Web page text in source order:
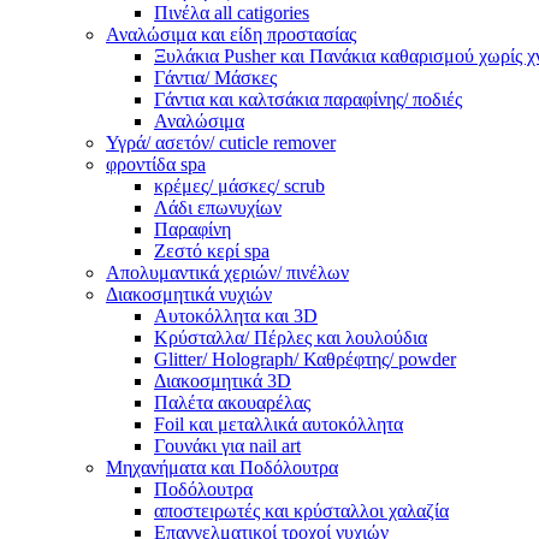
Πινέλα all catigories
Αναλώσιμα και είδη προστασίας
Ξυλάκια Pusher και Πανάκια καθαρισμού χωρίς
Γάντια/ Μάσκες
Γάντια και καλτσάκια παραφίνης/ ποδιές
Αναλώσιμα
Υγρά/ ασετόν/ cuticle remover
φροντίδα spa
κρέμες/ μάσκες/ scrub
Λάδι επωνυχίων
Παραφίνη
Ζεστό κερί spa
Απολυμαντικά χεριών/ πινέλων
Διακοσμητικά νυχιών
Αυτοκόλλητα και 3D
Κρύσταλλα/ Πέρλες και λουλούδια
Glitter/ Holograph/ Καθρέφτης/ powder
Διακοσμητικά 3D
Παλέτα ακουαρέλας
Foil και μεταλλικά αυτοκόλλητα
Γουνάκι για nail art
Μηχανήματα και Ποδόλουτρα
Ποδόλουτρα
αποστειρωτές και κρύσταλλοι χαλαζία
Επαγγελματικοί τροχοί νυχιών